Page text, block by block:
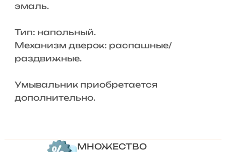
эмаль.
Тип: напольный.
Механизм дверок: распашные/
раздвижные.
Умывальник приобретается
дополнительно.
МНОЖЕСТВО